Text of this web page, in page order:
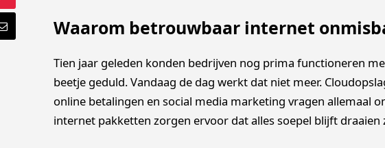
Waarom betrouwbaar internet
Tien jaar geleden konden bedrijven nog prima functioneren
beetje geduld. Vandaag de dag werkt dat niet meer.
online betalingen en social media marketing vragen allemaal
internet pakketten zorgen ervoor dat alles soepel blijft